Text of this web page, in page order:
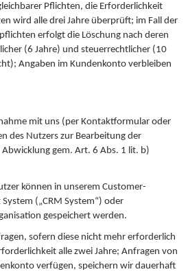
Pflichten, die Erforderlichkeit
wird alle drei Jahre überprüft; im Fall der
erfolgt die Löschung nach deren
(6 Jahre) und steuerrechtlicher (10
Angaben im Kundenkonto verbleiben
mit uns (per Kontaktformular oder
des Nutzers zur Bearbeitung der
gem. Art. 6 Abs. 1 lit. b)
können in unserem Customer-
(„CRM System“) oder
gespeichert werden.
sofern diese nicht mehr erforderlich
alle zwei Jahre; Anfragen von
verfügen, speichern wir dauerhaft